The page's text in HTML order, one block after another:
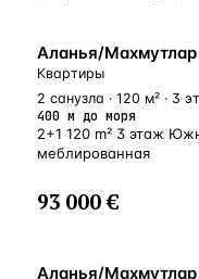
У МОРЯ
Аланья/Махмутлар
Квартиры
2 санузла · 120 м² · 3
400 м до моря
2+1 120 m² 3 этаж
меблированная
93 000 €
У МОРЯ
Аланья/Махмутлар